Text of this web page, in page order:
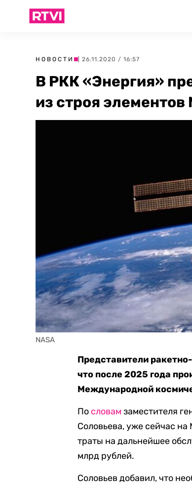
НОВОСТИ | 26.11.2020 / 16:57
В РКК «Энергия»
из строя
NASA
Представители
что после 2025 года
Международной
По словам заместителя
Соловьева, уже сейчас
траты на дальнейшее
млрд рублей.
Соловьев добавил, что